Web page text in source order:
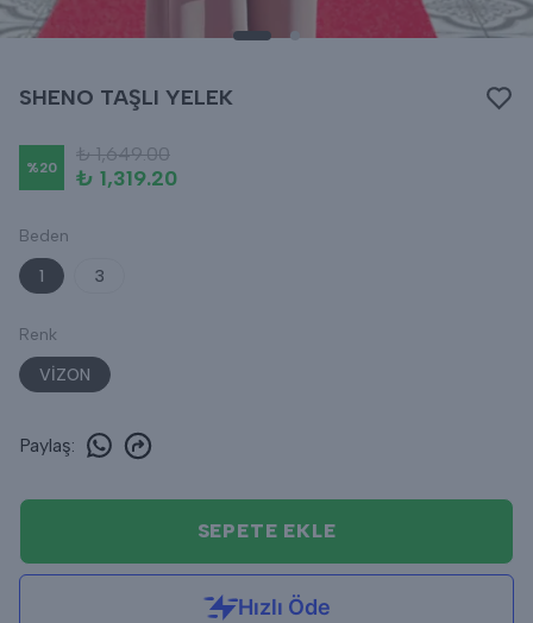
SHENO TAŞLI YELEK
%20
₺ 1,649.00
₺ 1,319.20
Beden
1
3
Renk
VİZON
Paylaş:
SEPETE EKLE